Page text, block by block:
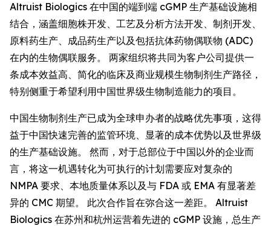
Altruist Biologics 在中国的端到端 cGMP 生产基础设施相
结合，涵盖细胞株开发、工艺及分析方法开发、制剂开发、
原料药生产、成品药生产以及包括抗体药物偶联物 (ADC)
在内的生物偶联服务。 两家组织将共同为客户公司提供一
条成本效益高、简化的临床及商业规模生物制剂生产路径，
特别侧重于希望利用中国世界级生物制造能力的项目。
中国生物制剂生产已成为全球申办者的战略优先事项，这得
益于中国快速完善的监管环境、显著的成本优势以及世界级
的生产基础设施。 然而，对于总部位于中国以外的企业而
言，将这一机遇转化为可执行的计划需要应对复杂的
NMPA 要求、本地质量体系以及与 FDA 或 EMA 有显著差
异的 CMC 期望。 此次合作旨在弥合这一差距。 Altruist
Biologics 在苏州和杭州运营着先进的 cGMP 设施，总生产